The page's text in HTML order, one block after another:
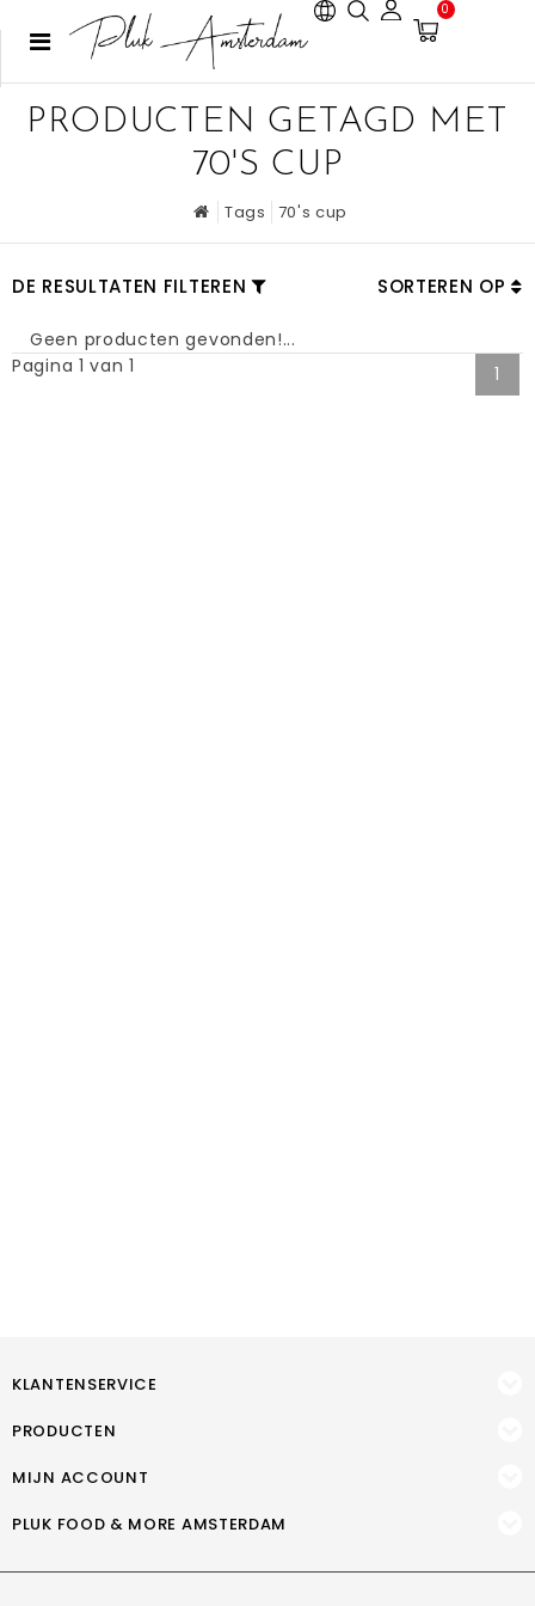
0
PRODUCTEN GETAGD MET
70'S CUP
Tags 70's cup
DE RESULTATEN FILTEREN SORTEREN OP
Geen producten gevonden!...
Pagina 1 van 1
1
KLANTENSERVICE
PRODUCTEN
MIJN ACCOUNT
PLUK FOOD & MORE AMSTERDAM